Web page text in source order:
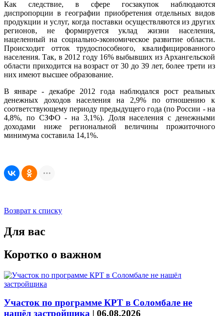
Как следствие, в сфере госзакупок наблюдаются
диспропорции в географии приобретения отдельных видов
продукции и услуг, когда поставки осуществляются из других
регионов, не формируется уклад жизни населения,
нацеленный на социально-экономическое развитие области.
Происходит отток трудоспособного, квалифицированного
населения. Так, в 2012 году 16% выбывших из Архангельской
области приходится на возраст от 30 до 39 лет, более трети из
них имеют высшее образование.
В январе - декабре 2012 года наблюдался рост реальных
денежных доходов населения на 2,9% по отношению к
соответствующему периоду предыдущего года (по России - на
4,8%, по СЗФО - на 3,1%). Доля населения с денежными
доходами ниже региональной величины прожиточного
минимума составила 14,1%.
Возврат к списку
Для вас
Коротко о важном
Участок по программе КРТ в Соломбале не
нашёл застройщика | 06.08.2026